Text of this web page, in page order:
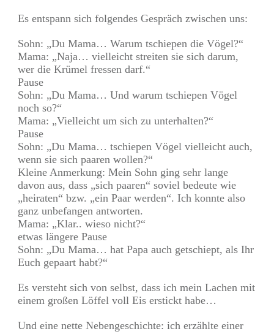
Es entspann sich folgendes Gespräch zwischen uns:
Sohn: „Du Mama… Warum tschiepen die Vögel?“
Mama: „Naja… vielleicht streiten sie sich darum,
wer die Krümel fressen darf.“
Pause
Sohn: „Du Mama… Und warum tschiepen Vögel
noch so?“
Mama: „Vielleicht um sich zu unterhalten?“
Pause
Sohn: „Du Mama… tschiepen Vögel vielleicht auch,
wenn sie sich paaren wollen?“
Kleine Anmerkung: Mein Sohn ging sehr lange
davon aus, dass „sich paaren“ soviel bedeute wie
„heiraten“ bzw. „ein Paar werden“. Ich konnte also
ganz unbefangen antworten.
Mama: „Klar.. wieso nicht?“
etwas längere Pause
Sohn: „Du Mama… hat Papa auch getschiept, als Ihr
Euch gepaart habt?“
Es versteht sich von selbst, dass ich mein Lachen mit
einem großen Löffel voll Eis erstickt habe…
Und eine nette Nebengeschichte: ich erzählte einer